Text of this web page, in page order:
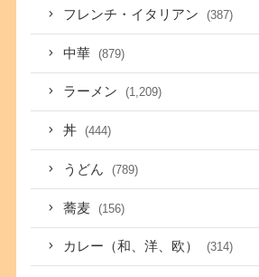
フレンチ・イタリアン (387)
中華 (879)
ラーメン (1,209)
丼 (444)
うどん (789)
蕎麦 (156)
カレー（和、洋、欧） (314)